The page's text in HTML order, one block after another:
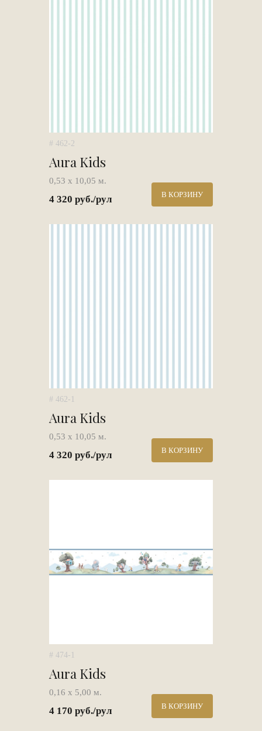
# 462-2
Aura Kids
0,53 х 10,05 м.
4 320 руб./рул В КОРЗИНУ
# 462-1
Aura Kids
0,53 х 10,05 м.
4 320 руб./рул В КОРЗИНУ
# 474-1
Aura Kids
0,16 х 5,00 м.
4 170 руб./рул В КОРЗИНУ